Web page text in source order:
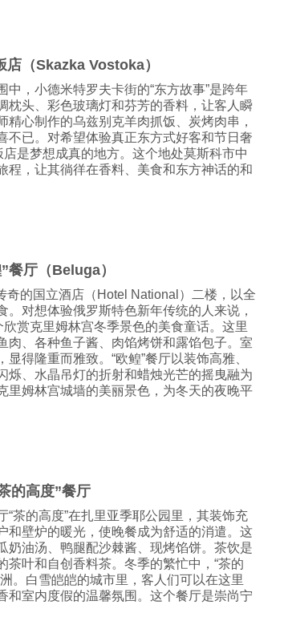
（Skazka Vostoka）
，小德米特罗夫卡街的“东方故事”是跨年
枕头、彩色玻璃灯和芬芳的香料，让客人瞬
心制作的乌兹别克羊肉抓饭、炭烤肉串，
不已。对希望体验真正东方式好客和节日奢
是梦想成真的地方。这个地处莫斯科市中
程，让其徜徉在香料、美食和东方神话的和
餐厅（Beluga）
奇的国立酒店（Hotel National）二楼，以全
对想体验俄罗斯特色新年传统的人来说，
欣赏克里姆林宫冬季景色的美食童话。这里
肉、各种鱼子酱、肉馅烤饼和露馅包子。室
得隆重而雅致。“欧鳇”餐厅以装饰高雅、
烁、水晶吊灯的折射和蜡烛光芒的摇曳融为
里姆林宫城墙的美丽景色，为冬天的夜晚平
的高度”餐厅
“茶的高度”在扎里亚季耶公园里，其装饰充
和壁炉的暖光，使晚餐成为舒适的消遣。这
奶油汤、鸭腿配沙棘酱、现烤馅饼。茶饮是
叶和自创香料茶。冬季的繁忙中，“茶的
。白雪皑皑的城市里，客人们可以在这里
和室内度假的温馨氛围。这个餐厅是崇尚宁